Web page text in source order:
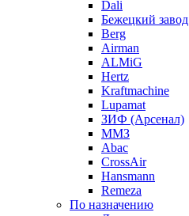
Dali
Бежецкий завод
Berg
Airman
ALMiG
Hertz
Kraftmachine
Lupamat
ЗИФ (Арсенал)
ММЗ
Abac
CrossAir
Hansmann
Remeza
По назначению